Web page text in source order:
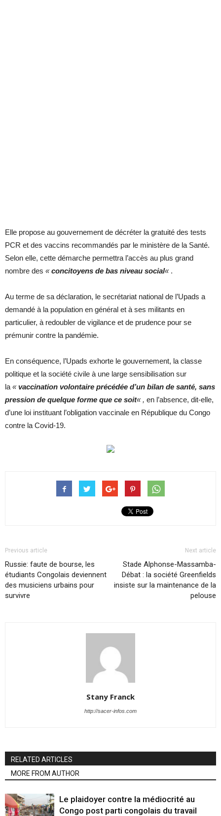
Elle propose au gouvernement de décréter la gratuité des tests
PCR et des vaccins recommandés par le ministère de la Santé.
Selon elle, cette démarche permettra l’accès au plus grand
nombre des «concitoyens de bas niveau social« .
Au terme de sa déclaration, le secrétariat national de l’Upads a
demandé à la population en général et à ses militants en
particulier, à redoubler de vigilance et de prudence pour se
prémunir contre la pandémie.
En conséquence, l’Upads exhorte le gouvernement, la classe
politique et la société civile à une large sensibilisation sur
la «vaccination volontaire précédée d’un bilan de santé, sans
pression de quelque forme que ce soit« , en l’absence, dit-elle,
d’une loi instituant l’obligation vaccinale en République du Congo
contre la Covid-19.
Previous article
Russie: faute de bourse, les
étudiants Congolais deviennent
des musiciens urbains pour
survivre
Next article
Stade Alphonse-Massamba-
Débat : la société Greenfields
insiste sur la maintenance de la
pelouse
Stany Franck
http://sacer-infos.com
RELATED ARTICLES
MORE FROM AUTHOR
Le plaidoyer contre la médiocrité au
Congo post parti congolais du travail